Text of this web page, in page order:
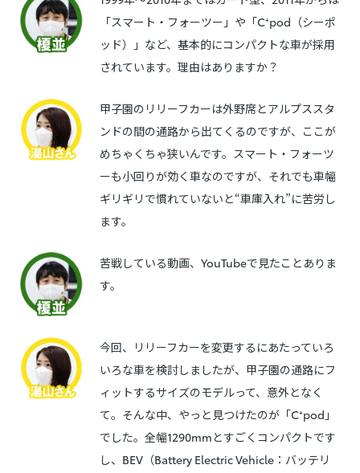
「スマート・フォーツー」や「C⁺pod（シーポ
ッド）」など、基本的にコンパクトな車が採用
されています。理由はありますか？
甲子園のリリーフカーは外野席とアルプススタ
ンドの間の通路から出てくるのですが、ここが
めちゃくちゃ狭いんです。スマート・フォーツ
ーも小回りが効く車なのですが、それでも車幅
ギリギリで慣れていないと“車庫入れ”に苦労し
ます。
苦戦している動画、YouTubeで見たことありま
す。
今回、リリーフカーを変更するにあたっていろ
いろな車を検討しましたが、甲子園の通路にフ
ィットするサイズのモデルって、意外となく
て。そんな中、やっと見つけたのが「C⁺pod」
でした。全幅1290mmとすごくコンパクトです
し、BEV（Battery Electric Vehicle：バッテリ